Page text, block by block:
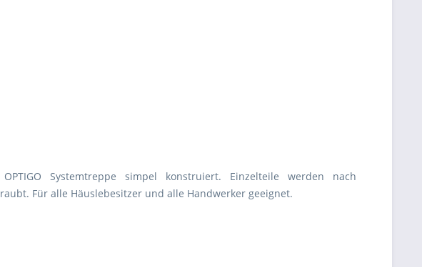
Systemtreppe simpel konstruiert. Einzelteile werden nach
Für alle Häuslebesitzer und alle Handwerker geeignet.